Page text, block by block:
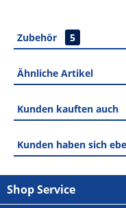
Zubehör 5
Ähnliche Artikel
Kunden kauften auch
Kunden haben sich
Shop Service